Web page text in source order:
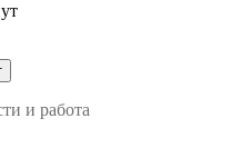
и работа